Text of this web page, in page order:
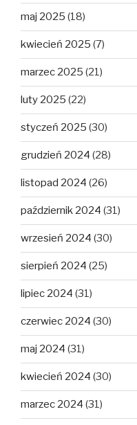
maj 2025 (18)
kwiecień 2025 (7)
marzec 2025 (21)
luty 2025 (22)
styczeń 2025 (30)
grudzień 2024 (28)
listopad 2024 (26)
październik 2024 (31)
wrzesień 2024 (30)
sierpień 2024 (25)
lipiec 2024 (31)
czerwiec 2024 (30)
maj 2024 (31)
kwiecień 2024 (30)
marzec 2024 (31)